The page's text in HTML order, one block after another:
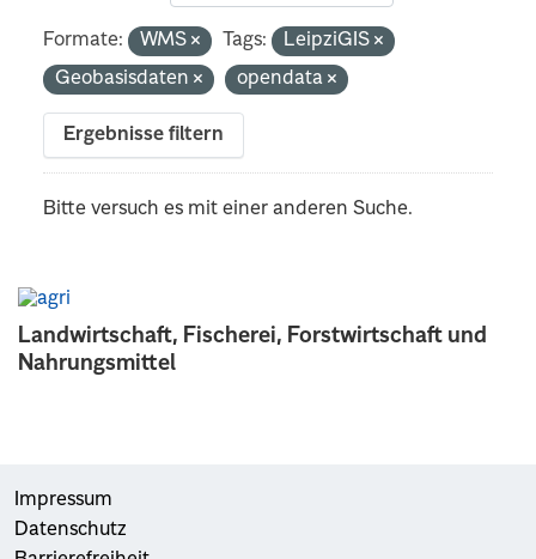
Landwirtschaft, Fischerei, Forstwirtschaft und
Nahrungsmittel
Formate: WMS Tags:
LeipziGIS
Geobasisdaten
opendata
Ergebnisse filtern
Bitte versuch es mit einer anderen Suche.
Impressum
Datenschutz